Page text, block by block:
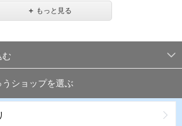
＋ もっと見る
む
ショップを選ぶ